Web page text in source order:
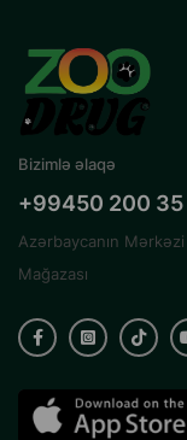
Bizimlə əlaqə
+99450 200 35
Azərbaycanın
Mağazası